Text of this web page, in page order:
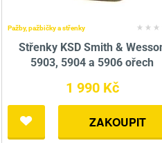
Pažby, pažbičky a střenky
Střenky KSD Smith &
5903, 5904 a 5906 ořech
1 990 Kč
ZAKOUPIT